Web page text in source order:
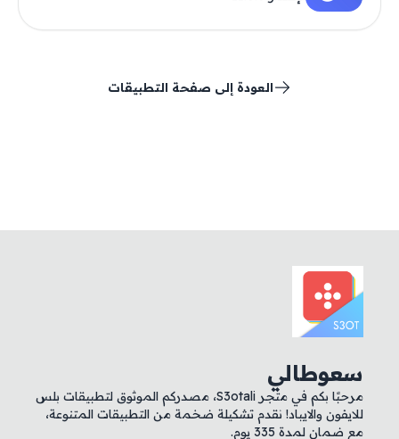
العودة إلى صفحة التطبيقات
سعوطالي
مرحبًا بكم في متجر S3otali، مصدركم الموثوق لتطبيقات بلس
للايفون والايباد! نقدم تشكيلة ضخمة من التطبيقات المتنوعة،
مع ضمان لمدة 335 يوم.